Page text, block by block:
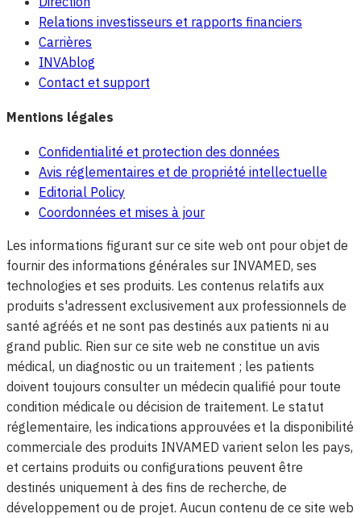
Relations investisseurs et rapports financiers
Carrières
INVAblog
Contact et support
Mentions légales
Confidentialité et protection des données
Avis réglementaires et de propriété intellectuelle
Editorial Policy
Coordonnées et mises à jour
Les informations figurant sur ce site web ont pour objet de
fournir des informations générales sur INVAMED, ses
technologies et ses produits. Les contenus relatifs aux
produits s'adressent exclusivement aux professionnels de
santé agréés et ne sont pas destinés aux patients ni au
grand public. Rien sur ce site web ne constitue un avis
médical, un diagnostic ou un traitement ; les patients
doivent toujours consulter un médecin qualifié pour toute
condition médicale ou décision de traitement. Le statut
réglementaire, les indications approuvées et la disponibilité
commerciale des produits INVAMED varient selon les pays,
et certains produits ou configurations peuvent être
destinés uniquement à des fins de recherche, de
développement ou de projet. Aucun contenu de ce site web